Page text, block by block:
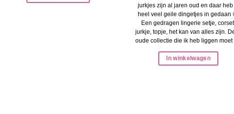
jurkjes zijn al jaren oud en daar heb
heel veel geile dingetjes in gedaan
Een gedragen lingerie setje, corset,
jurkje, topje, het kan van alles zijn.
oude collectie die ik heb liggen moet
In winkelwagen